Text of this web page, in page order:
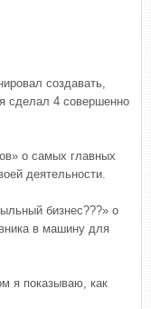
создавать,
сделал 4 совершенно
о самых главных
деятельности.
бизнес???» о
в машину для
я показываю, как